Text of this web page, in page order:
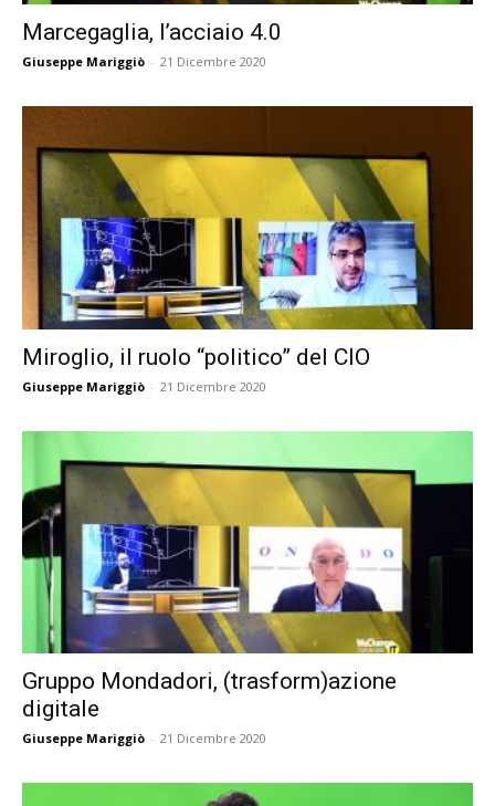
Marcegaglia, l’acciaio 4.0
Giuseppe Mariggiò - 21 Dicembre 2020
Miroglio, il ruolo “politico” del CIO
Giuseppe Mariggiò - 21 Dicembre 2020
Gruppo Mondadori, (trasform)azione
digitale
Giuseppe Mariggiò - 21 Dicembre 2020